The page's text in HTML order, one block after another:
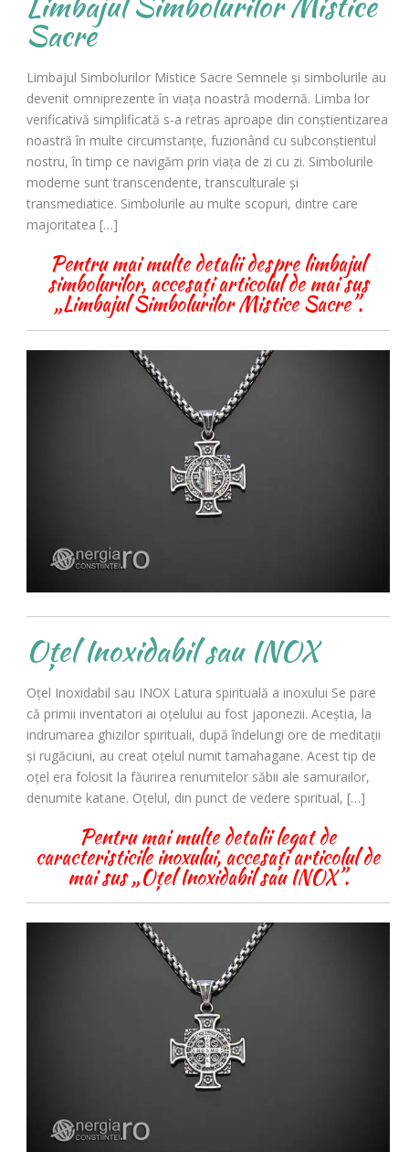
Sacre
Limbajul Simbolurilor Mistice Sacre Semnele și simbolurile au
devenit omniprezente în viața noastră modernă. Limba lor
verificativă simplificată s-a retras aproape din conștientizarea
noastră în multe circumstanțe, fuzionând cu subconștientul
nostru, în timp ce navigăm prin viața de zi cu zi. Simbolurile
moderne sunt transcendente, transculturale și
transmediatice. Simbolurile au multe scopuri, dintre care
majoritatea […]
Pentru mai multe detalii despre limbajul
simbolurilor, accesați articolul de mai sus
„Limbajul Simbolurilor Mistice Sacre”.
Oțel Inoxidabil sau INOX
Oțel Inoxidabil sau INOX Latura spirituală a inoxului Se pare
că primii inventatori ai oțelului au fost japonezii. Aceștia, la
indrumarea ghizilor spirituali, după îndelungi ore de meditații
și rugăciuni, au creat oțelul numit tamahagane. Acest tip de
oțel era folosit la făurirea renumitelor săbii ale samurailor,
denumite katane. Oțelul, din punct de vedere spiritual, […]
Pentru mai multe detalii legat de
caracteristicile inoxului, accesați articolul de
mai sus „Oțel Inoxidabil sau INOX”.